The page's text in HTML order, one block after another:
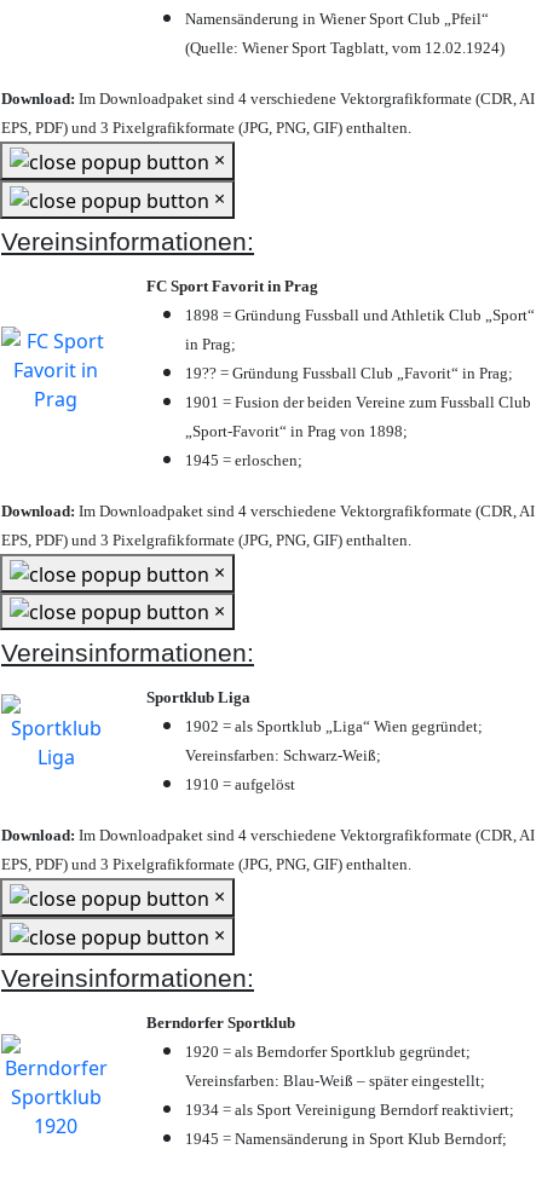
Namensänderung in Wiener Sport Club „Pfeil“
(Quelle: Wiener Sport Tagblatt, vom 12.02.1924)
Download: Im Downloadpaket sind 4 verschiedene Vektorgrafikformate (CDR, AI
EPS, PDF) und 3 Pixelgrafikformate (JPG, PNG, GIF) enthalten.
×
×
Vereinsinformationen:
FC Sport Favorit in Prag
1898 = Gründung Fussball und Athletik Club „Sport“
in Prag;
19?? = Gründung Fussball Club „Favorit“ in Prag;
1901 = Fusion der beiden Vereine zum Fussball Club
„Sport-Favorit“ in Prag von 1898;
1945 = erloschen;
Download: Im Downloadpaket sind 4 verschiedene Vektorgrafikformate (CDR, AI
EPS, PDF) und 3 Pixelgrafikformate (JPG, PNG, GIF) enthalten.
×
×
Vereinsinformationen:
Sportklub Liga
1902 = als Sportklub „Liga“ Wien gegründet;
Vereinsfarben: Schwarz-Weiß;
1910 = aufgelöst
Download: Im Downloadpaket sind 4 verschiedene Vektorgrafikformate (CDR, AI
EPS, PDF) und 3 Pixelgrafikformate (JPG, PNG, GIF) enthalten.
×
×
Vereinsinformationen:
Berndorfer Sportklub
1920 = als Berndorfer Sportklub gegründet;
Vereinsfarben: Blau-Weiß – später eingestellt;
1934 = als Sport Vereinigung Berndorf reaktiviert;
1945 = Namensänderung in Sport Klub Berndorf;